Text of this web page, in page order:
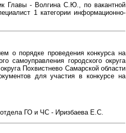
Главы - Волгина С.Ю., по вакантной
1 категории информационно-
о порядке проведения конкурса на
самоуправления городского округа
Похвистнево Самарской области
для участия в конкурсе на
отдела ГО и ЧС - Иризбаева Е.С.